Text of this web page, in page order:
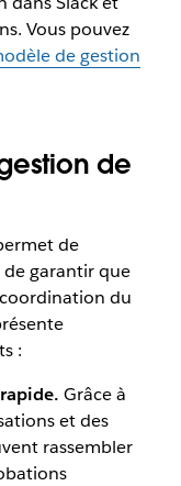
Vous pouvez
de gestion
de
de
garantir que
du
:
Grâce à
et des
rassembler